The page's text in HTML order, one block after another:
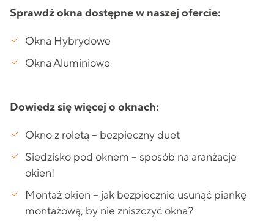
Sprawdź okna dostępne w naszej ofercie:
Okna Hybrydowe
Okna Aluminiowe
Dowiedz się więcej o oknach:
Okno z roletą – bezpieczny duet
Siedzisko pod oknem – sposób na aranżacje
okien!
Montaż okien – jak bezpiecznie usunąć piankę
montażową, by nie zniszczyć okna?